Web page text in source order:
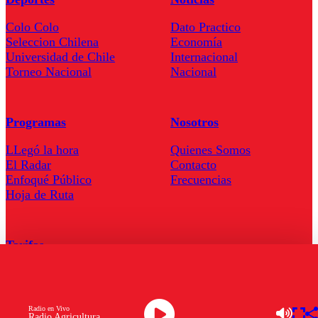
Radio en Vivo
Colo Colo
Seleccion Chilena
Universidad de Chile
Torneo Nacional
Dato Practico
Economía
Internacional
Nacional
Programas
LLegó la hora
El Radar
Enfoqué Público
Hoja de Ruta
Nosotros
Quienes Somos
Contacto
Frecuencias
Tarifas